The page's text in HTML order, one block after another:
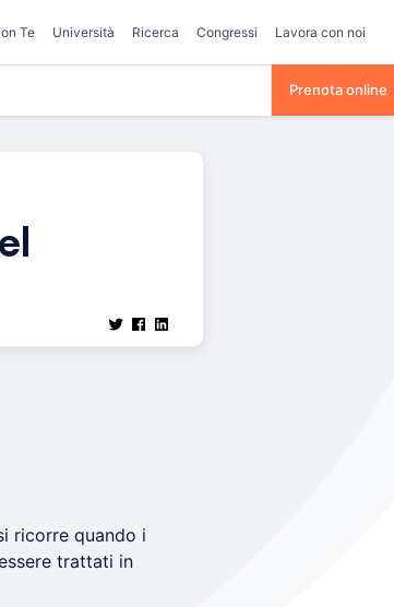
Te Università Ricerca Congressi Lavora con noi
Prenota online
ricorre quando i
trattati in